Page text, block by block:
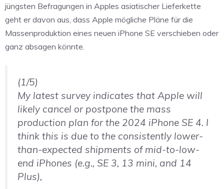
jüngsten Befragungen in Apples asiatischer Lieferkette
geht er davon aus, dass Apple mögliche Pläne für die
Massenproduktion eines neuen iPhone SE verschieben oder
ganz absagen könnte.
(1/5)
My latest survey indicates that Apple will
likely cancel or postpone the mass
production plan for the 2024 iPhone SE 4. I
think this is due to the consistently lower-
than-expected shipments of mid-to-low-
end iPhones (e.g., SE 3, 13 mini, and 14
Plus),